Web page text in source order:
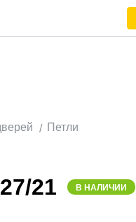
Петли
21 В НАЛИЧИИ